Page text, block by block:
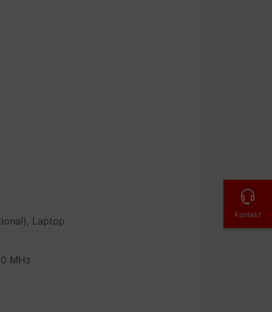
Laptop
MHz
Kontakt